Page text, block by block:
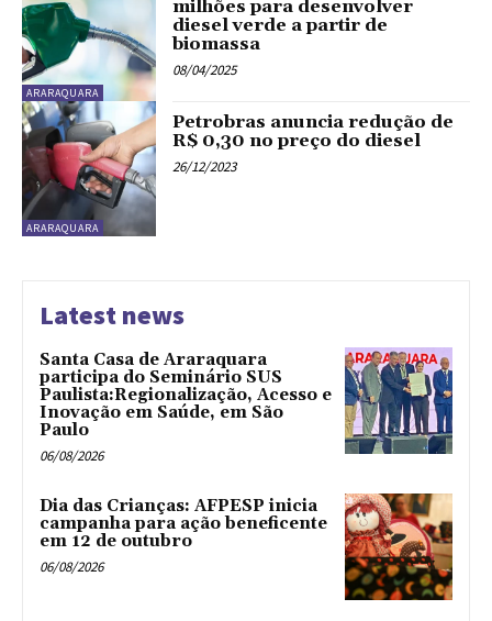
ARARAQUARA
milhões para desenvolver
diesel verde a partir de
biomassa
08/04/2025
ARARAQUARA
Petrobras anuncia redução de
R$ 0,30 no preço do diesel
26/12/2023
Latest news
Santa Casa de Araraquara
participa do Seminário SUS
Paulista:Regionalização, Acesso e
Inovação em Saúde, em São
Paulo
06/08/2026
Dia das Crianças: AFPESP inicia
campanha para ação beneficente
em 12 de outubro
06/08/2026